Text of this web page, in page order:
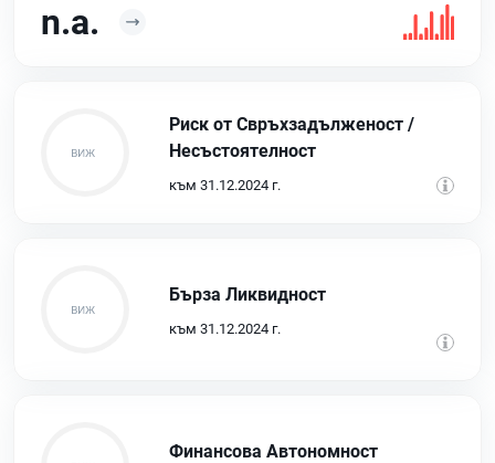
n.a.
Риск от Свръхзадълженост /
Несъстоятелност
към 31.12.2024 г.
Бърза Ликвидност
към 31.12.2024 г.
Финансова Автономност